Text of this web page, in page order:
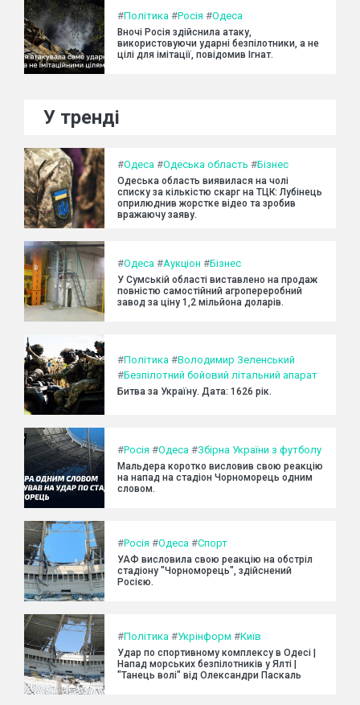
#Політика #Росія #Одеса
Вночі Росія здійснила атаку,
використовуючи ударні безпілотники, а не
цілі для імітації, повідомив Ігнат.
У тренді
#Одеса #Одеська область #Бізнес
Одеська область виявилася на чолі
списку за кількістю скарг на ТЦК: Лубінець
оприлюднив жорстке відео та зробив
вражаючу заяву.
#Одеса #Аукціон #Бізнес
У Сумській області виставлено на продаж
повністю самостійний агропереробний
завод за ціну 1,2 мільйона доларів.
#Політика #Володимир Зеленський
#Безпілотний бойовий літальний апарат
Битва за Україну. Дата: 1626 рік.
#Росія #Одеса #Збірна України з футболу
Мальдера коротко висловив свою реакцію
на напад на стадіон Чорноморець одним
словом.
#Росія #Одеса #Спорт
УАФ висловила свою реакцію на обстріл
стадіону "Чорноморець", здійснений
Росією.
#Політика #Укрінформ #Київ
Удар по спортивному комплексу в Одесі |
Напад морських безпілотників у Ялті |
"Танець волі" від Олександри Паскаль